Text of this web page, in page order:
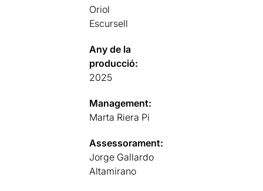
Oriol
Escursell
Any de la
producció:
2025
Management:
Marta Riera Pi
Assessorament:
Jorge Gallardo
Altamirano